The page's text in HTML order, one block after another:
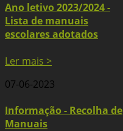
Ano letivo 2023/2024 -
Lista de manuais
escolares adotados
Ler mais >
07-06-2023
Informação - Recolha de
Manuais